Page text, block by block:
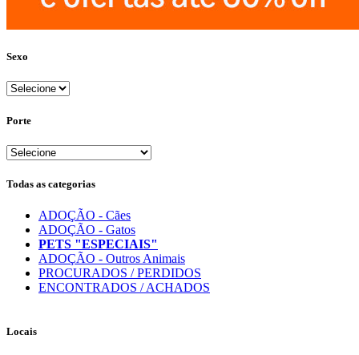
Sexo
Porte
Todas as categorias
ADOÇÃO - Cães
ADOÇÃO - Gatos
PETS "ESPECIAIS"
ADOÇÃO - Outros Animais
PROCURADOS / PERDIDOS
ENCONTRADOS / ACHADOS
Locais